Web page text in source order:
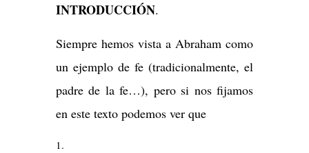
INTRODUCCIÓN.
Siempre hemos vista a Abraham como
un ejemplo de fe (tradicionalmente, el
padre de la fe…), pero si nos fijamos
en este texto podemos ver que